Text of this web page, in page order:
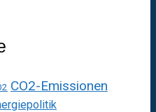
CO2-Emissionen